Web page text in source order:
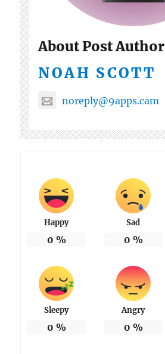
About Post Author
NOAH SCOTT
noreply@9apps.cam
Happy
0 %
Sad
0 %
Sleepy
0 %
Angry
0 %